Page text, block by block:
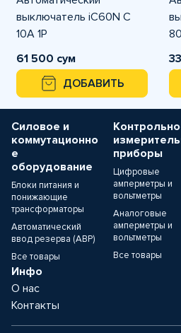
выключатель iC60N C
10A 1P
61 500 сум
ДОБАВИТЬ
Силовое и
коммутационно
е
оборудование
Блоки питания и
понижающие
трансформаторы
Автоматический
ввод резерва (АВР)
Все товары
приборы
Цифровые
амперметры и
вольтметры
Аналоговые
амперметры и
вольтметры
Все товары
Инфо
О нас
Контакты